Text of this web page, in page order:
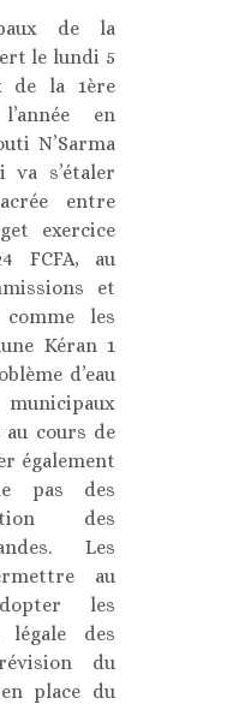
de la
le lundi 5
de la 1ère
en
N’Sarma
va s’étaler
entre
exercice
FCFA, au
et
les
Kéran 1
d’eau
cours de
également
pas des
des
Les
au
les
légale des
du
place du